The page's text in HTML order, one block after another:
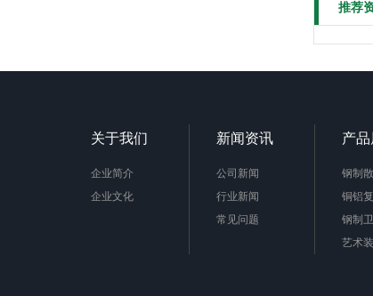
推荐
关于我们
企业简介
企业文化
新闻资讯
公司新闻
行业新闻
常见问题
产
钢制
铜铝
钢制
艺术